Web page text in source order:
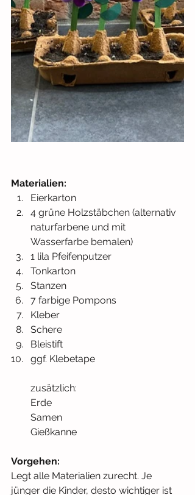
Materialien:
Eierkarton
4 grüne Holzstäbchen (alternativ
naturfarbene und mit
Wasserfarbe bemalen)
1 lila Pfeifenputzer
Tonkarton
Stanzen
7 farbige Pompons
Kleber
Schere
Bleistift
ggf. Klebetape
zusätzlich:
Erde
Samen
Gießkanne
Vorgehen:
Legt alle Materialien zurecht. Je
jünger die Kinder, desto wichtiger ist